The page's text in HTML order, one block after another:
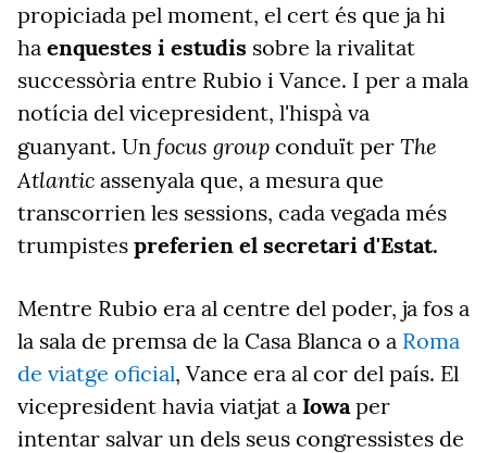
propiciada pel moment, el cert és que ja hi
ha enquestes i estudis sobre la rivalitat
successòria entre Rubio i Vance. I per a mala
notícia del vicepresident, l'hispà va
guanyant. Un focus group conduït per The
Atlantic assenyala que, a mesura que
transcorrien les sessions, cada vegada més
trumpistes preferien el secretari d'Estat.
Mentre Rubio era al centre del poder, ja fos a
la sala de premsa de la Casa Blanca o a Roma
de viatge oficial, Vance era al cor del país. El
vicepresident havia viatjat a Iowaper
intentar salvar un dels seus congressistes de